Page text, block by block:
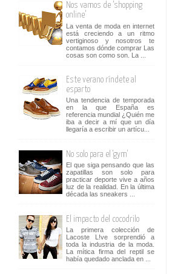
Nos vamos de ‘shopping
online’
La venta de moda en internet
está creciendo a un ritmo
vertiginoso y nosotros te
contamos dónde comprar Las
cosas son como son. La ...
Este verano ríndete al
esparto
Una tendencia de temporada
en la que España es
referencia mundial ¿Quién me
iba a decir a mí que un día
llegaría a escribir un artícu...
No solo para el 'gym'
El que siga pensando que las
zapatillas son solo para
practicar deporte vive a años
luz de la realidad. En la última
década las sneakers ...
El impacto del cocodrilo
La primera colección de
Lacoste L!ve sorprendió a
toda la industria de la moda.
La mítica firma del reptil se
había quedado anclada en ...